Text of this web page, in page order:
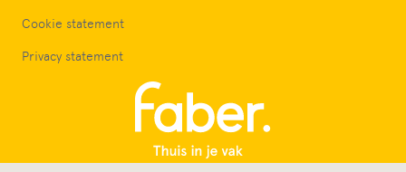
Cookie statement
Privacy statement